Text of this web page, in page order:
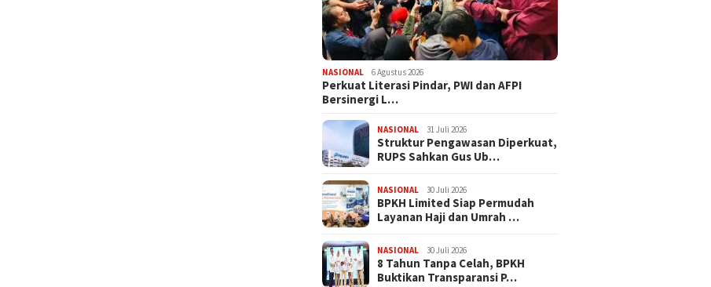
NASIONAL 6 Agustus 2026
Perkuat Literasi Pindar, PWI dan AFPI
Bersinergi L…
NASIONAL 31 Juli 2026
​Struktur Pengawasan Diperkuat,
RUPS Sahkan Gus Ub…
NASIONAL 30 Juli 2026
BPKH Limited Siap Permudah
Layanan Haji dan Umrah …
NASIONAL 30 Juli 2026
​8 Tahun Tanpa Celah, BPKH
Buktikan Transparansi P…